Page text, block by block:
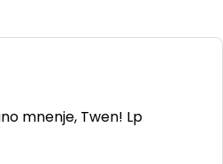
mnenje, Twen! Lp